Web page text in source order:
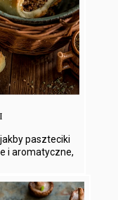
paszteciki
i aromatyczne,